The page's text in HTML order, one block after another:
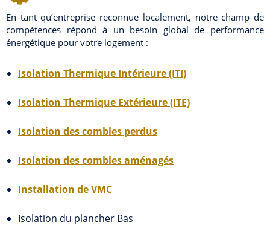
En tant qu’entreprise reconnue localement, notre champ de
compétences répond à un besoin global de performance
énergétique pour votre logement :
Isolation Thermique Intérieure (ITI)
Isolation Thermique Extérieure (ITE)
Isolation des combles perdus
Isolation des combles aménagés
Installation de VMC
Isolation du plancher Bas